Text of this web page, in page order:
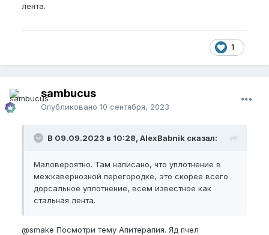
лента.
1
sambucus
Опубликовано 10 сентября, 2023
В 09.09.2023 в 10:28, AlexBabnik сказал:
Маловероятно. Там написано, что уплотнение в
межкавернозной перегородке, это скорее всего
дорсальное уплотнение, всем известное как
стальная лента.
@smake Посмотри тему Апитерапия. Яд пчел